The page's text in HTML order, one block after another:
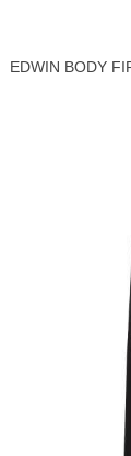
EDWIN BODY